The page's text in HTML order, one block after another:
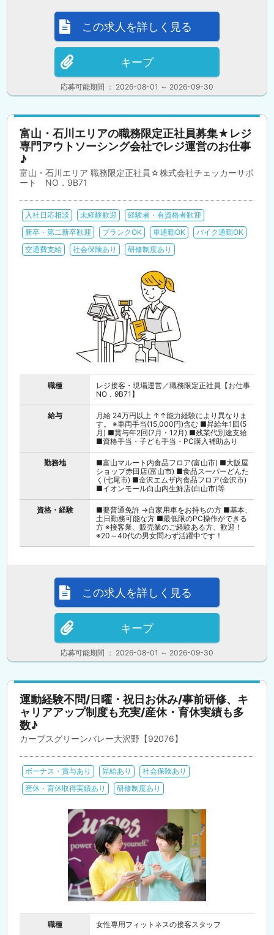
応募可能期間 ： 2026-08-01 ～ 2026-09-30
この求人を詳しく見る
キープ
富山・石川エリアの職務限定正社員募集★レジ
専門アウトソーシング会社でレジ運営のお仕事
♪
富山・石川エリア 職務限定正社員☆株式会社チェッカーサポ
ート NO．9B71
入社日応相談 未経験歓迎
経験者・有資格者歓迎
新卒・第二新卒歓迎
ブランクOK 車通勤OK
バイク通勤OK
交通費支給
社会保険あり 研修制度あり
職種
レジ接客・現場運営／職務限定正社員【お仕事
NO．9B71】
給与
月給 24万円以上 ↑↑能力経験により異なりま
す。 ※車両手当(15,000円)含む ■昇給年1回(5
月) ■賞与年2回(7月・12月) ■残業代別途支給
■資格手当・子ども手当・PC購入補助あり
勤務地
■富山マルート内食品フロア(富山市) ■大阪屋
ショップ赤田店(富山市) ■食品スーパーどんた
く(七尾市) ■金沢エムザ内食品フロア(金沢市)
■イオンモール白山内生鮮店(白山市)等
資格・経験
■要普通免許 →自家用車をお持ちの方 ■基本、
土日勤務可能な方 ■最低限のPC操作ができる
方 ※接客業、販売業のご経験ある方、歓迎！
※20～40代の男女問わず活躍中です！
応募可能期間 ： 2026-08-01 ～ 2026-09-30
この求人を詳しく見る
キープ
運動経験不問/日曜・祝日お休み/事前研修、キ
ャリアアップ制度も充実/産休・育休実績も多
数♪
カーブスグリーンバレー大沢野【92076】
ボーナス・賞与あり 昇給あり
社会保険あり
産休・育休取得実績あり
研修制度あり
職種 女性専用フィットネスの接客スタッフ